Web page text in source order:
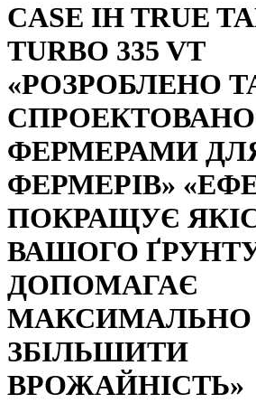
CASE IH TRUE
TURBO 335 VT
«РОЗРОБЛЕНО
СПРОЕКТОВАНО
ФЕРМЕРАМИ
ФЕРМЕРІВ»
ПОКРАЩУЄ
ВАШОГО
ДОПОМАГАЄ
МАКСИМАЛЬНО
ЗБІЛЬШИТИ
ВРОЖАЙНІСТЬ»